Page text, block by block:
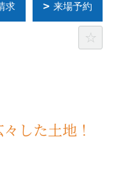
求 来場予約
した土地！